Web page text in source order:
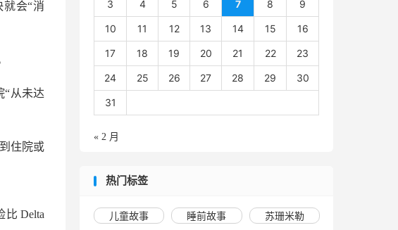
会“消
“从未达
住院或
比 Delta
3 4 5 6 7 8 9
10 11 12 13 14 15 16
17 18 19 20 21 22 23
24 25 26 27 28 29 30
31
« 2 月
热门标签
儿童故事 睡前故事 苏珊米勒